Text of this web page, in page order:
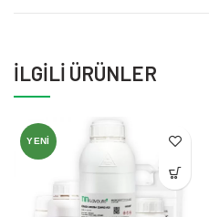
İLGILI ÜRÜNLER
YENI